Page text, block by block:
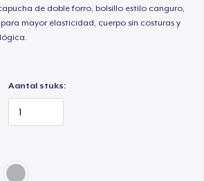
de doble forro, bolsillo estilo canguro,
para mayor elasticidad, cuerpo sin costuras y
Aantal stuks: